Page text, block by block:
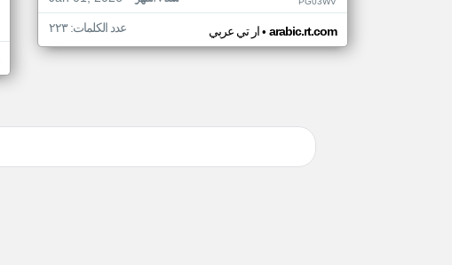
ار تي عربي• arabic.rt.com عدد الكلمات: ٢٢٣